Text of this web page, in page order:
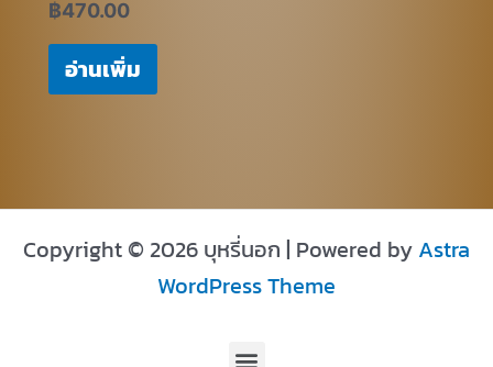
฿470.00
อ่านเพิ่ม
Copyright © 2026 บุหรี่นอก | Powered by Astra
WordPress Theme
Menu